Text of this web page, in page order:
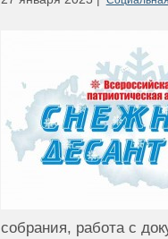
собрания, работа с